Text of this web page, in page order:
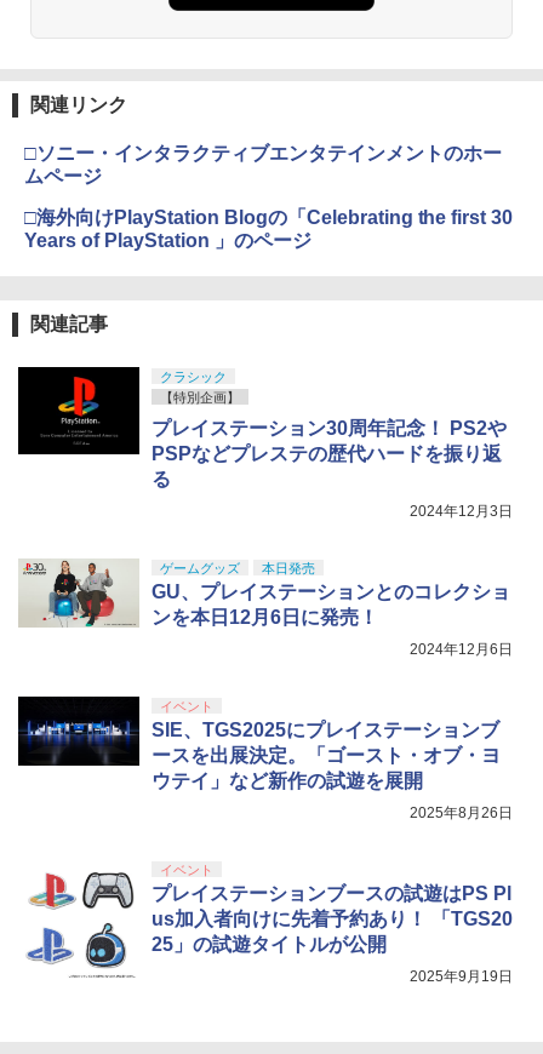
関連リンク
□ソニー・インタラクティブエンタテインメントのホー
ムページ
□海外向けPlayStation Blogの「Celebrating the first 30
Years of PlayStation 」のページ
関連記事
クラシック
【特別企画】
プレイステーション30周年記念！ PS2や
PSPなどプレステの歴代ハードを振り返
る
2024年12月3日
ゲームグッズ 本日発売
GU、プレイステーションとのコレクショ
ンを本日12月6日に発売！
2024年12月6日
イベント
SIE、TGS2025にプレイステーションブ
ースを出展決定。「ゴースト・オブ・ヨ
ウテイ」など新作の試遊を展開
2025年8月26日
イベント
プレイステーションブースの試遊はPS Pl
us加入者向けに先着予約あり！ 「TGS20
25」の試遊タイトルが公開
2025年9月19日